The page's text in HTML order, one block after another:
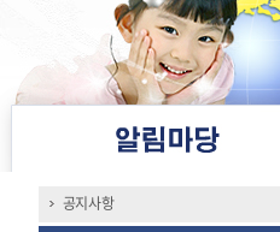
공지사항